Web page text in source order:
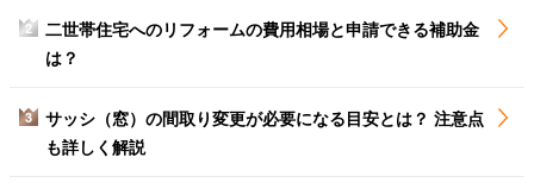
2
二世帯住宅へのリフォームの費用相場と申請できる補助金
は？
3
サッシ（窓）の間取り変更が必要になる目安とは？ 注意点
も詳しく解説